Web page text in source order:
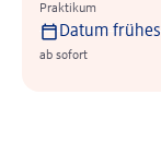
Praktikum
Datum
ab sofort